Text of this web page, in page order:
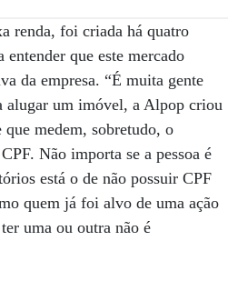
renda, foi criada há quatro
entender que este mercado
da empresa. “É muita gente
alugar um imóvel, a Alpop criou
medem, sobretudo, o
Não importa se a pessoa é
está o de não possuir CPF
quem já foi alvo de uma ação
uma ou outra não é